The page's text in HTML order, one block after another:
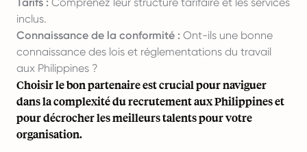
inclus.
Connaissance de la conformité : Ont-ils une bonne
connaissance des lois et réglementations du travail
aux Philippines ?
Choisir le bon partenaire est crucial pour naviguer
dans la complexité du recrutement aux Philippines et
pour décrocher les meilleurs talents pour votre
organisation.